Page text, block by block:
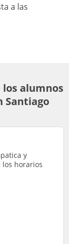
a las
los alumnos
Santiago
y
los horarios